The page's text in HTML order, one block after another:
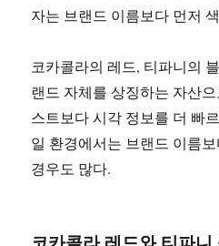
자는 브랜드 이름보다 먼저
코카콜라의 레드, 티파니의
랜드 자체를 상징하는 자산
스트보다 시각 정보를 더 빠
일 환경에서는 브랜드 이름
경우도 많다.